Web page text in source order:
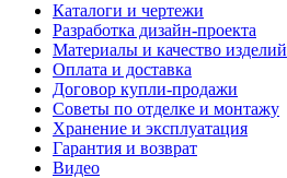
Каталоги и чертежи
Разработка дизайн-проекта
Материалы и качество изделий
Оплата и доставка
Договор купли-продажи
Советы по отделке и монтажу
Хранение и эксплуатация
Гарантия и возврат
Видео